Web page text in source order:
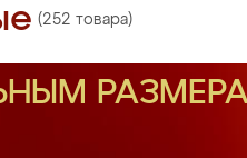
(252 товара)